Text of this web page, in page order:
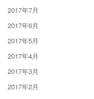
2017年7月
2017年6月
2017年5月
2017年4月
2017年3月
2017年2月